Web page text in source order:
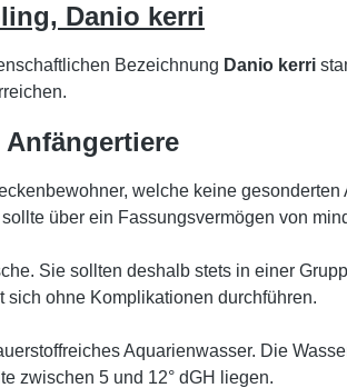
Danio kerri
Bezeichnung Danio kerri
welche keine
über ein Fassungsvermögen von
Sie sollten deshalb stets in einer
ohne Komplikationen durchführen.
Aquarienwasser. Die
zwischen 5 und 12° dGH liegen.